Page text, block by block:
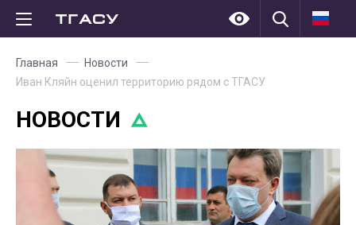
Главная
Новости
Иван Кляйн оценил территорию рядом с ТГАСУ
НОВОСТИ